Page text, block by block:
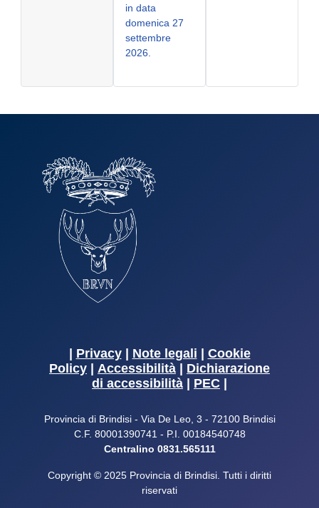
in data
domenica 27
settembre
2026.
Privacy| Note legali
Cookie
Policy
Accessibilità
Dichiarazione
di accessibilità
PEC
Provincia di Brindisi - Via De Leo, 3 - 72100 Brindisi
C.F. 80001390741 - P.I. 00184540748
Centralino 0831.565111
Copyright © 2025 Provincia di Brindisi. Tutti i diritti
riservati